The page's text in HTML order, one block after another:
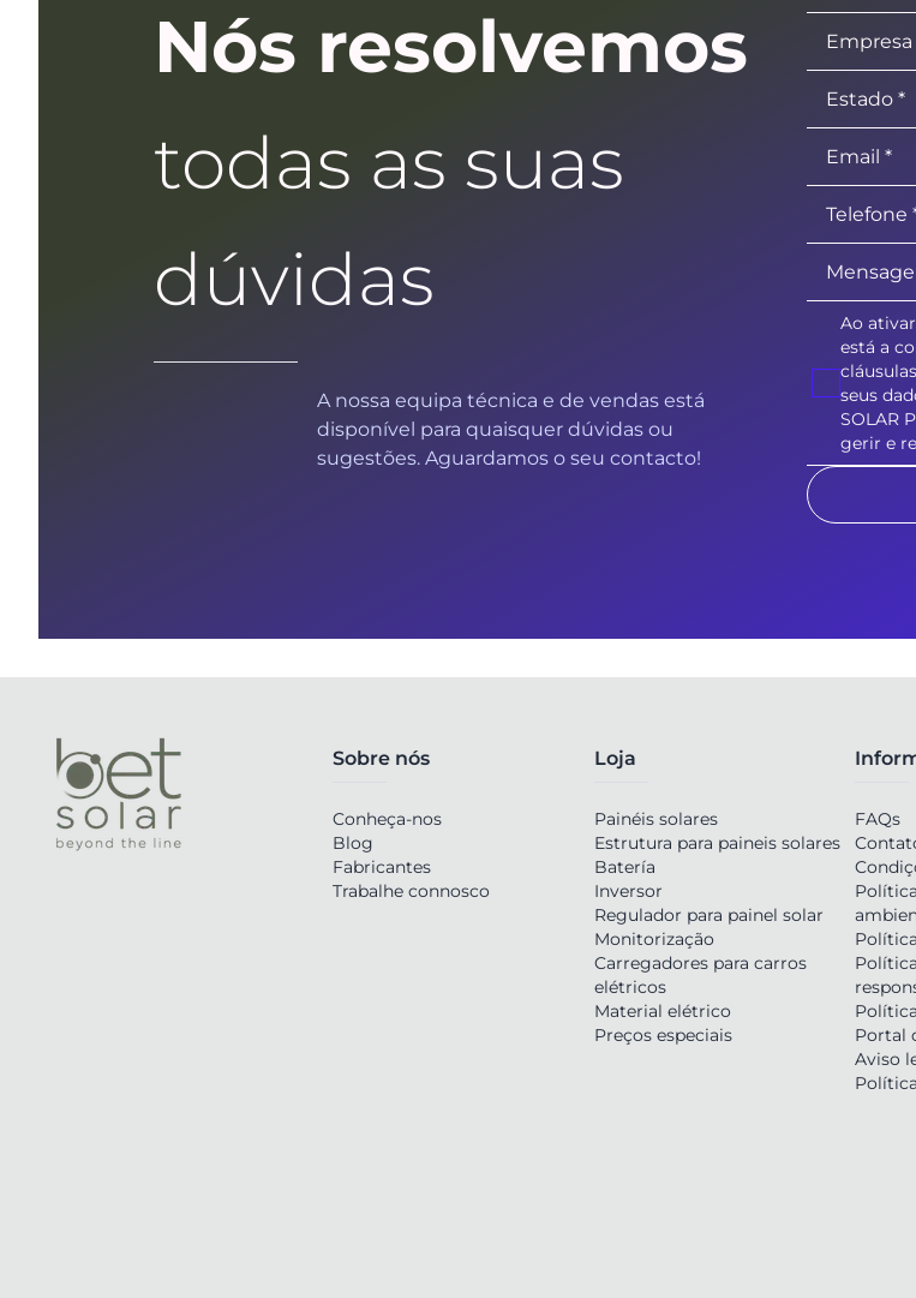
Nós resolvemos
todas as suas
dúvidas
A nossa equipa técnica e de vendas está
disponível para quaisquer dúvidas ou
sugestões. Aguardamos o seu contacto!
Ao
está a
seus
SOLAR
gerir e
Sobre nós
Conheça-nos
Blog
Fabricantes
Trabalhe connosco
Loja
Painéis solares
Estrutura para paineis solares
Batería
Inversor
Regulador para painel solar
Monitorização
Carregadores para carros
elétricos
Material elétrico
Preços especiais
FAQs
Portal
Aviso